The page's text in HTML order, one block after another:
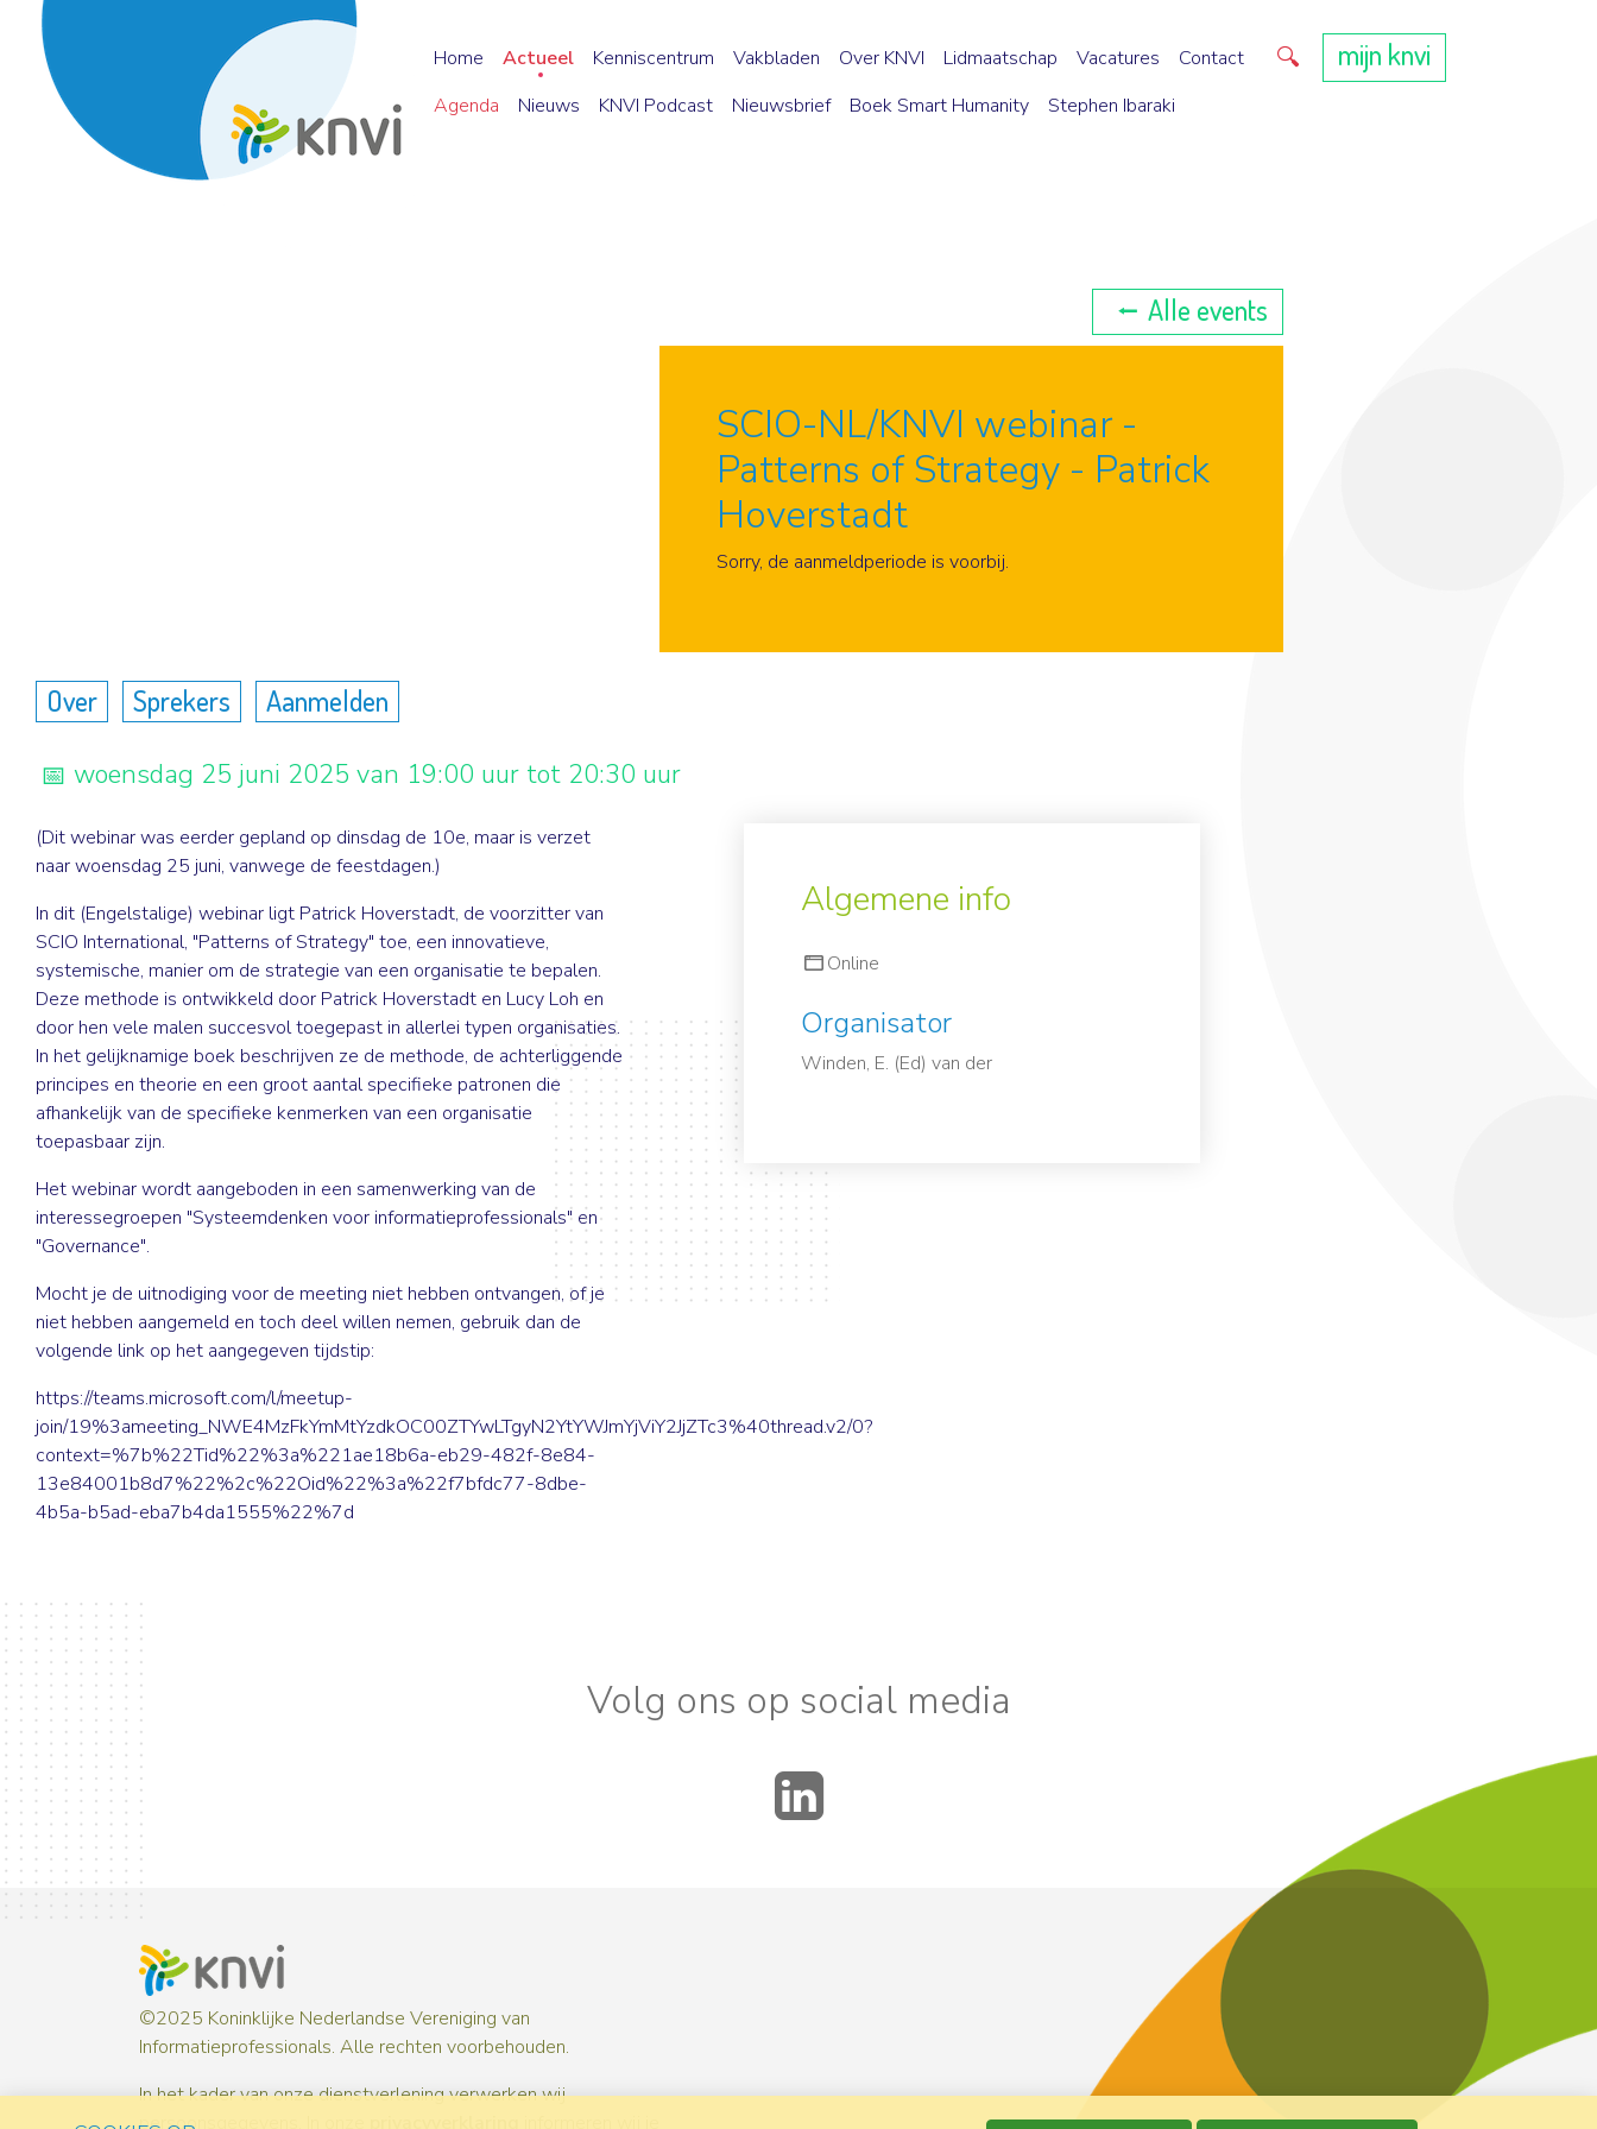
Home
Actueel
Agenda
Nieuws KNVI Podcast Nieuwsbrief Boek Smart Humanity Stephen Ibaraki
Kenniscentrum Vakbladen Over KNVI Lidmaatschap Vacatures Contact Direct zoeken
mijn knvi
Alle events
SCIO-NL/KNVI webinar -
Patterns of Strategy - Patrick
Hoverstadt
Aanmelden
Sorry, de aanmeldperiode is voorbij.
Over Sprekers Aanmelden
woensdag 25 juni 2025 van 19:00 uur tot 20:30 uur
(Dit webinar was eerder gepland op dinsdag de 10e, maar is verzet
naar woensdag 25 juni, vanwege de feestdagen.)
In dit (Engelstalige) webinar ligt Patrick Hoverstadt, de voorzitter van
SCIO International, "Patterns of Strategy" toe, een innovatieve,
systemische, manier om de strategie van een organisatie te bepalen.
Deze methode is ontwikkeld door Patrick Hoverstadt en Lucy Loh en
door hen vele malen succesvol toegepast in allerlei typen organisaties.
In het gelijknamige boek beschrijven ze de methode, de achterliggende
principes en theorie en een groot aantal specifieke patronen die
afhankelijk van de specifieke kenmerken van een organisatie
toepasbaar zijn.
Het webinar wordt aangeboden in een samenwerking van de
interessegroepen "Systeemdenken voor informatieprofessionals" en
"Governance".
Mocht je de uitnodiging voor de meeting niet hebben ontvangen, of je
niet hebben aangemeld en toch deel willen nemen, gebruik dan de
volgende link op het aangegeven tijdstip:
https://teams.microsoft.com/l/meetup-
join/19%3ameeting_NWE4MzFkYmMtYzdkOC00ZTYwLTgyN2YtYWJmYjViY2JjZTc3%40thread.v2/0?
context=%7b%22Tid%22%3a%221ae18b6a-eb29-482f-8e84-
13e84001b8d7%22%2c%22Oid%22%3a%22f7bfdc77-8dbe-
4b5a-b5ad-eba7b4da1555%22%7d
Algemene info
Online
Organisator
Winden, E. (Ed) van der
Volg ons op social media
©2025 Koninklijke Nederlandse Vereniging van
Informatieprofessionals. Alle rechten voorbehouden.
In het kader van onze dienstverlening verwerken wij
persoonsgegevens. In onze